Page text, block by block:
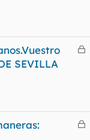
a
d
C
d
o
SEVILLA
C